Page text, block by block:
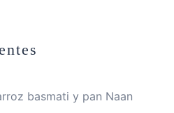
basmati y pan Naan